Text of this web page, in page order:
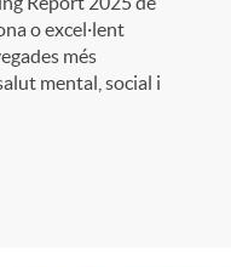
o excel·lent
més
mental, social i